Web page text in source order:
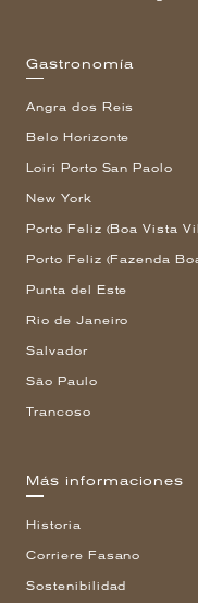
Gastronomía
Angra dos Reis
Belo Horizonte
Loiri Porto San Paolo
New York
Porto Feliz (Boa Vista
Porto Feliz (Fazenda
Punta del Este
Rio de Janeiro
Salvador
São Paulo
Trancoso
Más informaciones
Historia
Corriere Fasano
Sostenibilidad